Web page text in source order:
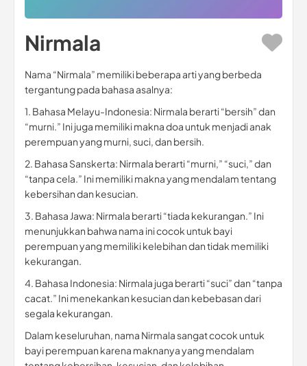
Nirmala
Nama “Nirmala” memiliki beberapa arti yang berbeda
tergantung pada bahasa asalnya:
1. Bahasa Melayu-Indonesia: Nirmala berarti “bersih” dan
“murni.” Ini juga memiliki makna doa untuk menjadi anak
perempuan yang murni, suci, dan bersih.
2. Bahasa Sanskerta: Nirmala berarti “murni,” “suci,” dan
“tanpa cela.” Ini memiliki makna yang mendalam tentang
kebersihan dan kesucian.
3. Bahasa Jawa: Nirmala berarti “tiada kekurangan.” Ini
menunjukkan bahwa nama ini cocok untuk bayi
perempuan yang memiliki kelebihan dan tidak memiliki
kekurangan.
4. Bahasa Indonesia: Nirmala juga berarti “suci” dan “tanpa
cacat.” Ini menekankan kesucian dan kebebasan dari
segala kekurangan.
Dalam keseluruhan, nama Nirmala sangat cocok untuk
bayi perempuan karena maknanya yang mendalam